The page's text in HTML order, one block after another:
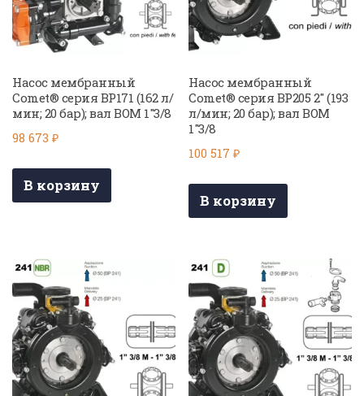
Насос мембранный
Comet® серия BP171 (162 л/
мин; 20 бар); вал ВОМ 1″3/8
98 673 ₽
В корзину
Насос мембранный
Comet® серия BP205 2″ (193
л/мин; 20 бар); вал ВОМ
1″3/8
100 517₽
В корзину